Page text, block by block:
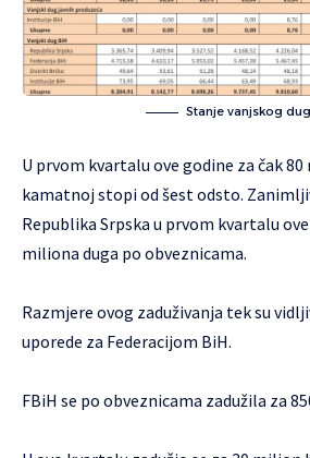
Stanje vanjskog
U prvom kvartalu ove godine za čak
kamatnoj stopi od šest odsto.
Republika Srpska u prvom kvartalu
miliona duga po obveznicama.
Razmjere ovog zaduživanja tek su
uporede za Federacijom BiH.
FBiH se po obveznicama zadužila za